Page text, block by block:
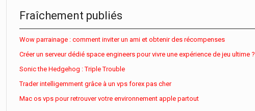
Fraîchement publiés
Wow parrainage : comment inviter un ami et obtenir des récompenses
Créer un serveur dédié space engineers pour vivre une expérience de jeu ultime ?
Sonic the Hedgehog : Triple Trouble
Trader intelligemment grâce à un vps forex pas cher
Mac os vps pour retrouver votre environnement apple partout